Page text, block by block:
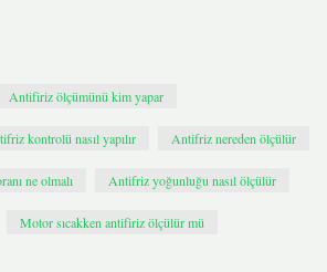
Antifiriz ölçümünü kim yapar
kontrolü nasıl yapılır Antifriz nereden ölçülür
ne olmalı Antifriz yoğunluğu nasıl ölçülür
Motor sıcakken antifiriz ölçülür mü